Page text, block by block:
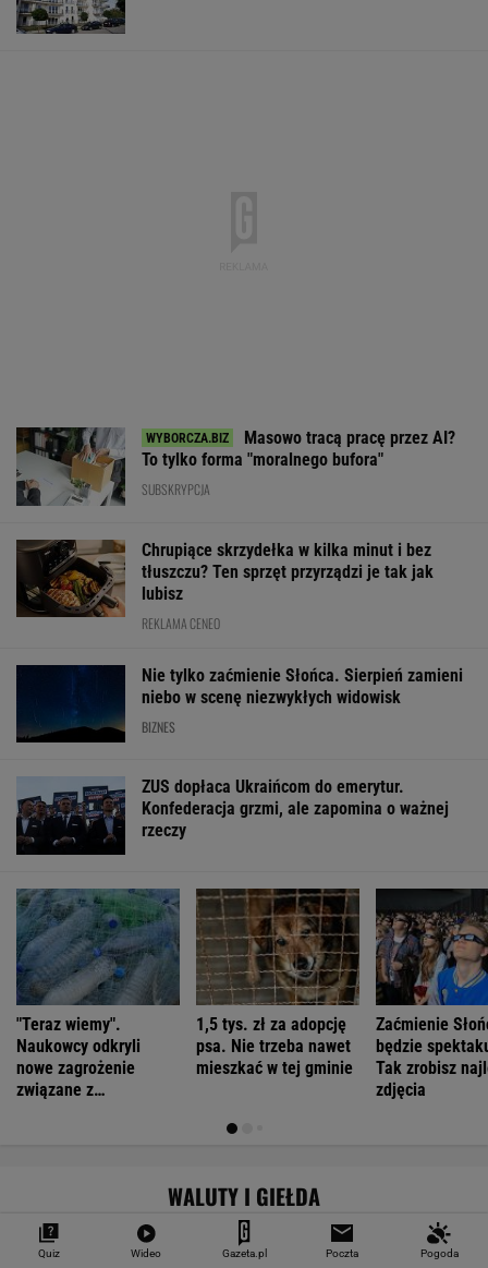
Masowo tracą pracę przez AI?
To tylko forma "moralnego bufora"
SUBSKRYPCJA
Chrupiące skrzydełka w kilka minut i bez
tłuszczu? Ten sprzęt przyrządzi je tak jak
lubisz
REKLAMA CENEO
Nie tylko zaćmienie Słońca. Sierpień zamieni
niebo w scenę niezwykłych widowisk
BIZNES
ZUS dopłaca Ukraińcom do emerytur.
Konfederacja grzmi, ale zapomina o ważnej
rzeczy
"Teraz wiemy".
Naukowcy odkryli
nowe zagrożenie
związane z
1,5 tys. zł za adopcję
psa. Nie trzeba nawet
mieszkać w tej gminie
Zaćmienie
będzie
Tak zrobisz
zdjęcia
WALUTY I GIEŁDA
EUR USD CHF
Quiz Wideo Gazeta.pl Poczta Pogoda